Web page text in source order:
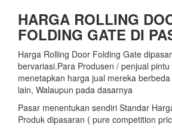
HARGA ROLLING
FOLDING GATE DI
Harga Rolling Door Folding Gate
bervariasi.Para Produsen / penjual
menetapkan harga jual mereka
lain, Walaupun pada dasarnya
Pasar menentukan sendiri Standar
Produk dipasaran ( pure competition